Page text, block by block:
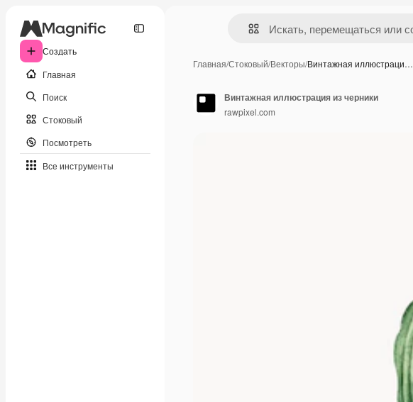
Создать
Главная
Поиск
Стоковый
Посмотреть
Все инструменты
Главная/Стоковый/Векторы/Винтажная иллюстраци…
Винтажная иллюстрация из черники
rawpixel.com